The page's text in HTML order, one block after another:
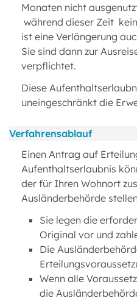
Monaten nicht
während dieser Zeit
ist eine Verlängerung
Sie sind dann zur
verpflichtet.
Diese
uneingeschränkt die
Verfahrensablauf
Einen Antrag auf
Aufenthaltserlaubnis
der für Ihren Wohnort
Ausländerbehörde
Sie legen die
Original vor und
Die
Wenn alle
die